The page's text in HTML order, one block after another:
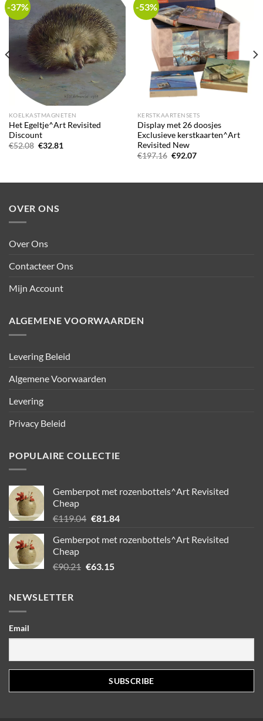
-37%
wishlist
KOELKASTMAGNETEN
Het Egeltje^Art Revisited
Discount
€52.08 Oorspronkelijke
€32.81
-53%
wishlist
KERSTKAARTENSETS
Display met 26 doosjes
Exclusieve kerstkaarten^Art
Revisited New
€197.16 Oorspronkelijke
€92.07Huidige
OVER ONS
Over Ons
Contacteer Ons
Mijn Account
ALGEMENE VOORWAARDEN
Levering Beleid
Algemene Voorwaarden
Levering
Privacy Beleid
POPULAIRE COLLECTIE
Gemberpot met rozenbottels^Art Revisited
Cheap
€119.04 Oorspronkelijke
was:
€81.84Huidige
is:
Gemberpot met rozenbottels^Art Revisited
Cheap
€90.21 Oorspronkelijke
€63.15Huidige
NEWSLETTER
Email